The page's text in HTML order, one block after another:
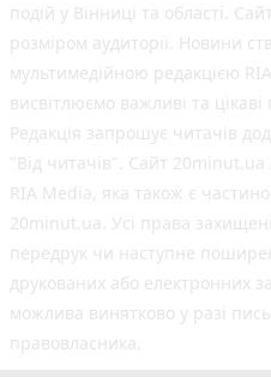
подій у Вінниці та області.
розміром аудиторії. Новини
мультимедійною редакцією
висвітлюємо важливі та цікаві
Редакція запрошує читачів
"Від читачів". Сайт
RIA Media, яка також є
20minut.ua. Усі права
передрук чи наступне
друкованих або електронних
можлива винятково у разі
правовласника.